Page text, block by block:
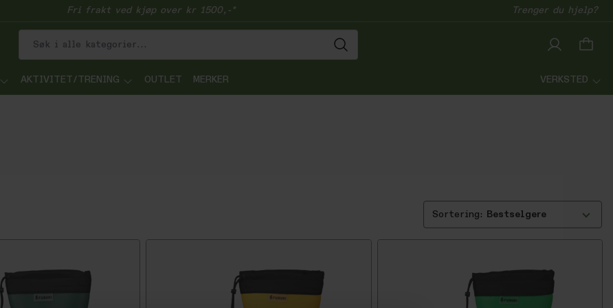
Fri frakt ved kjøp over kr 1500,-* Trenger du hjelp?
AKTIVITET/TRENING OUTLET MERKER VERKSTED
Bestselgere